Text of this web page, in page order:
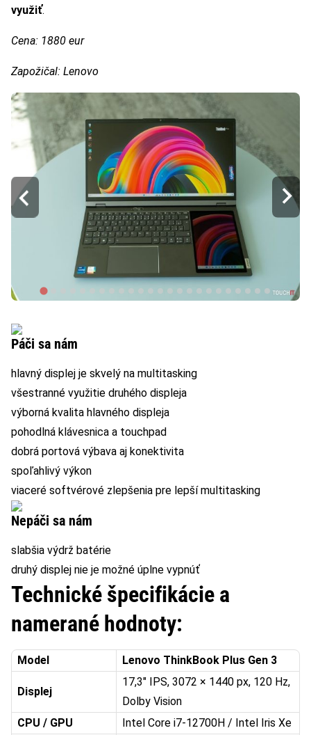
využiť.
Cena: 1880 eur
Zapožičal: Lenovo
Páči sa nám
hlavný displej je skvelý na multitasking
všestranné využitie druhého displeja
výborná kvalita hlavného displeja
pohodlná klávesnica a touchpad
dobrá portová výbava aj konektivita
spoľahlivý výkon
viaceré softvérové zlepšenia pre lepší multitasking
Nepáči sa nám
slabšia výdrž batérie
druhý displej nie je možné úplne vypnúť
Technické špecifikácie a
namerané hodnoty:
Model Lenovo ThinkBook Plus Gen 3
Displej
17,3″ IPS, 3072 × 1440 px, 120 Hz,
Dolby Vision
CPU / GPU
Intel Core i7-12700H / Intel Iris Xe